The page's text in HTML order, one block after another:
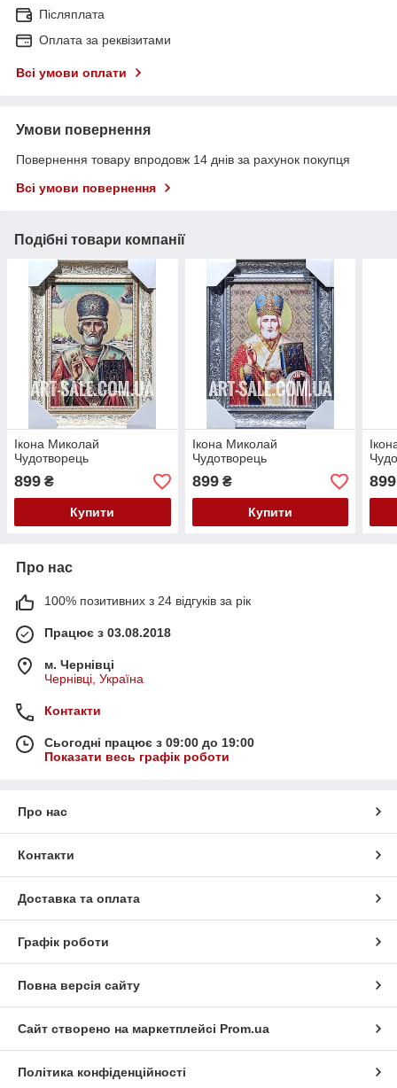
Післяплата
Оплата за реквізитами
Всі умови оплати
Умови повернення
Повернення товару впродовж 14 днів за рахунок покупця
Всі умови повернення
Подібні товари компанії
Ікона Миколай
Чудотворець
899 ₴
Купити
Ікона Миколай
Чудотворець
899₴
Купити
899
Про нас
100% позитивних з 24 відгуків за рік
Працює з 03.08.2018
м. Чернівці
Чернівці, Україна
Контакти
Сьогодні працює з 09:00 до 19:00
Показати весь графік роботи
Про нас
Контакти
Доставка та оплата
Графік роботи
Повна версія сайту
Сайт створено на маркетплейсі Prom.ua
Політика конфіденційності